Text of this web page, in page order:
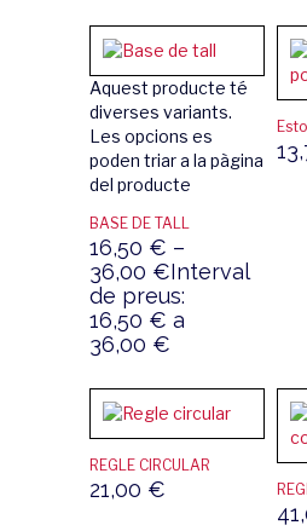
Aquest producte té
diverses variants.
Les opcions es
poden triar a la pàgina
del producte
BASE DE TALL
16,50 € –
36,00 €Interval
de preus:
16,50 € a
36,00 €
REGLE CIRCULAR
21,00 €